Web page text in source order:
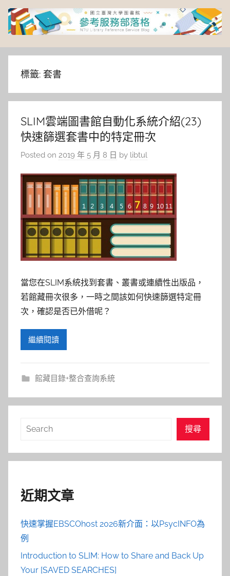
Skip
content
臺
灣
大
學
圖
書
參
考
服
務
部
格
標籤: 套書
SLIM雲端圖書館自動化系統介紹(23)
快速篩選套書中的特定冊次
Posted on 2019 年 5 月 8 日 by libtul
當您在SLIM系統找到套書、叢書或連續性出版品，
若館藏冊次很多，一時之間該如何快速篩選特定冊
次，確認是否已外借呢？
繼續閱讀
館藏目錄+整合查詢系統
搜
搜尋
近期文章
快速掌握EBSCOhost 2026新介面：以PsycINFO為
例
Introduction to SLIM: How to Share and Back Up
Your [SAVED SEARCHES]